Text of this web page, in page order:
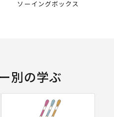
ソーイングボックス
別の学ぶ